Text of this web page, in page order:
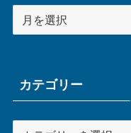
ブカテゴリー